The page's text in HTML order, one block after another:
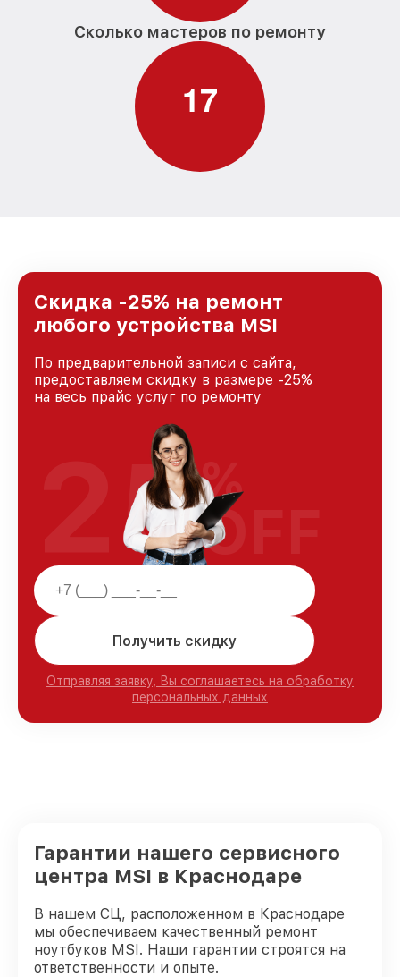
Сколько мастеров по ремонту
17
Скидка -25% на ремонт
любого устройства MSI
По предварительной записи с сайта,
предоставляем скидку в размере -25%
на весь прайс услуг по ремонту
Получить скидку
Отправляя заявку, Вы соглашаетесь на обработку
персональных данных
25%
OFF
Гарантии нашего сервисного
центра MSI в Краснодаре
В нашем СЦ, расположенном в Краснодаре
мы обеспечиваем качественный ремонт
ноутбуков MSI. Наши гарантии строятся на
ответственности и опыте.